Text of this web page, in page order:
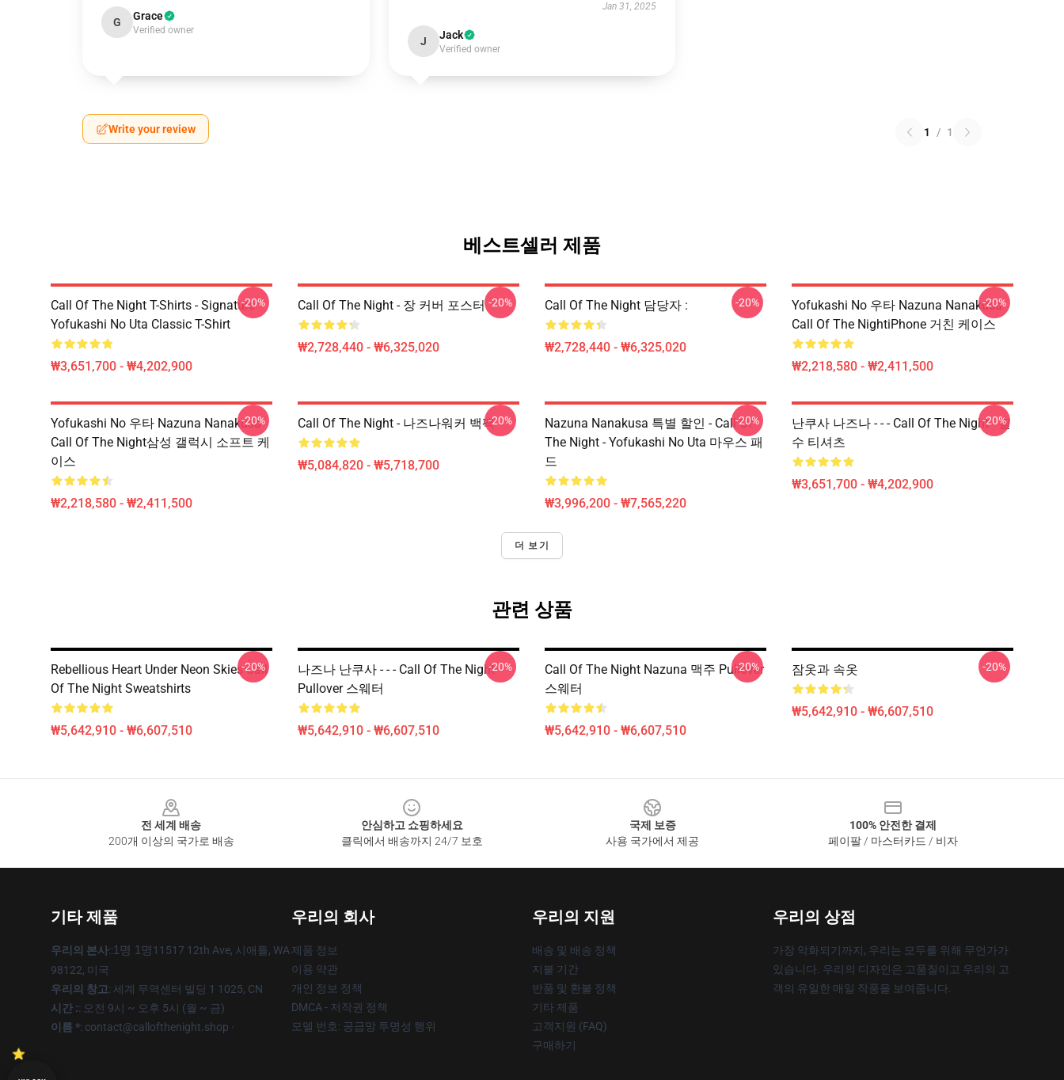
G Grace
Verified owner
Jan 31, 2025
J Jack
Verified owner
Write your review 1 / 1
베스트셀러 제품
Call Of The Night T-Shirts - Signature
Yofukashi No Uta Classic T-Shirt
₩3,651,700 - ₩4,202,900
-20% Call Of The Night - 장 커버 포스터
₩2,728,440 - ₩6,325,020
-20% Call Of The Night 담당자 :
₩2,728,440 - ₩6,325,020
-20%
Yofukashi No 우타 Nazuna Nanakusa
Call Of The NightiPhone 거친 케이스
₩2,218,580 - ₩2,411,500
-20%
Yofukashi No 우타 Nazuna Nanakusa
Call Of The Night삼성 갤럭시 소프트 케
이스
₩2,218,580 - ₩2,411,500
-20% Call Of The Night - 나즈나워커 백팩
₩5,084,820 - ₩5,718,700
-20%
Nazuna Nanakusa 특별 할인 - Call Of
The Night - Yofukashi No Uta 마우스 패
드
₩3,996,200 - ₩7,565,220
-20%
난쿠사 나즈나 - - - Call Of The Night - 필
수 티셔츠
₩3,651,700 - ₩4,202,900
-20%
더 보기
관련 상품
Rebellious Heart Under Neon Skies Call
Of The Night Sweatshirts
₩5,642,910 - ₩6,607,510
-20%
나즈나 난쿠사 - - - Call Of The Night
Pullover 스웨터
₩5,642,910 - ₩6,607,510
-20%
Call Of The Night Nazuna 맥주 Pullover
스웨터
₩5,642,910 - ₩6,607,510
-20% 잠옷과 속옷
₩5,642,910 - ₩6,607,510
-20%
전 세계 배송
200개 이상의 국가로 배송
안심하고 쇼핑하세요
클릭에서 배송까지 24/7 보호
국제 보증
사용 국가에서 제공
100% 안전한 결제
페이팔 / 마스터카드 / 비자
기타 제품
우리의 본사::1명 1명11517 12th Ave, 시애틀, WA
98122, 미국
우리의 창고: 세계 무역센터 빌딩 1 1025, CN
시간 :: 오전 9시 ~ 오후 5시 (월 ~ 금)
이름 *: contact@callofthenight.shop ·
우리의 회사
제품 정보
이용 약관
개인 정보 정책
DMCA - 저작권 정책
모델 번호: 공급망 투명성 행위
우리의 지원
배송 및 배송 정책
지불 기간
반품 및 환불 정책
기타 제품
고객지원 (FAQ)
구매하기
우리의 상점
가장 악화되기까지, 우리는 모두를 위해 무언가가
있습니다. 우리의 디자인은 고품질이고 우리의 고
객의 유일한 매일 작풍을 보여줍니다.